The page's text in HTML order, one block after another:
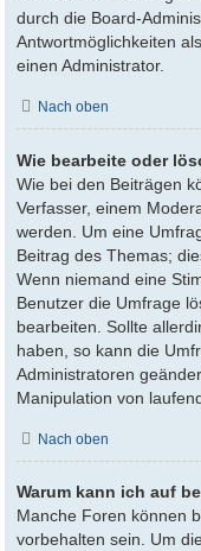
durch die Board-
Antwortmöglichkeiten
einen Administrator.
Nach oben
Wie bearbeite oder
Wie bei den Beiträgen
Verfasser, einem
werden. Um eine
Beitrag des Themas;
Wenn niemand eine
Benutzer die Umfrage
bearbeiten. Sollte
haben, so kann die
Administratoren
Manipulation von
Nach oben
Warum kann ich auf
Manche Foren können
vorbehalten sein. Um